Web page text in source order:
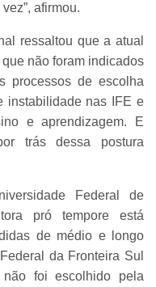
afirmou.
ressaltou que a atual
não foram indicados
processos de escolha
instabilidade nas IFE e
e aprendizagem. E
trás dessa postura
Federal de
pró tempore está
de médio e longo
da Fronteira Sul
foi escolhido pela